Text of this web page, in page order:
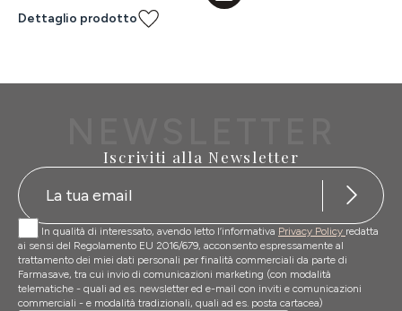
Dettaglio prodotto
Iscriviti alla Newsletter
In qualità di interessato, avendo letto l’informativa Privacy Policy redatta
ai sensi del Regolamento EU 2016/679, acconsento espressamente al
trattamento dei miei dati personali per finalità commerciali da parte di
Farmasave, tra cui invio di comunicazioni marketing (con modalità
telematiche - quali ad es. newsletter ed e-mail con inviti e comunicazioni
commerciali - e modalità tradizionali, quali ad es. posta cartacea)